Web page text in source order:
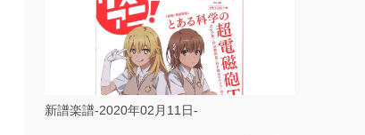
弾ける ピアノピース フェアリー 660円
BP2225 Kingdom of the Heavens 春畑道哉
バンドピース フェアリー 825円
新譜楽譜-2020年02月11日-